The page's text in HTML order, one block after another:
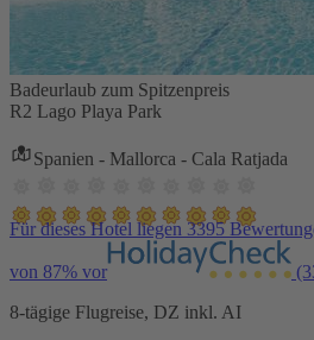
Badeurlaub zum Spitzenpreis
R2 Lago Playa Park
Spanien - Mallorca - Cala Ratjada
Für dieses Hotel liegen 3395
von 87% vor
8-tägige Flugreise, DZ inkl. AI